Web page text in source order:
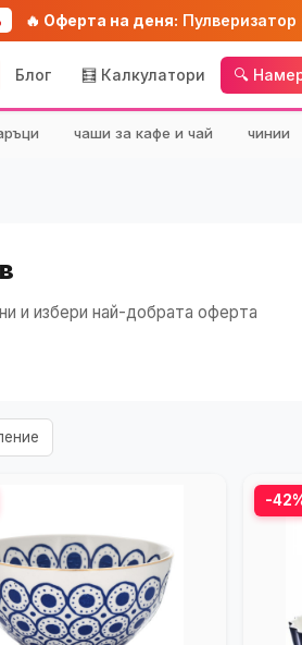
🔥 Оферта на деня:
Блог 🧮 Калкулатори 🔍
чаши за кафе и чай чинии
и избери най-добрата оферта
-